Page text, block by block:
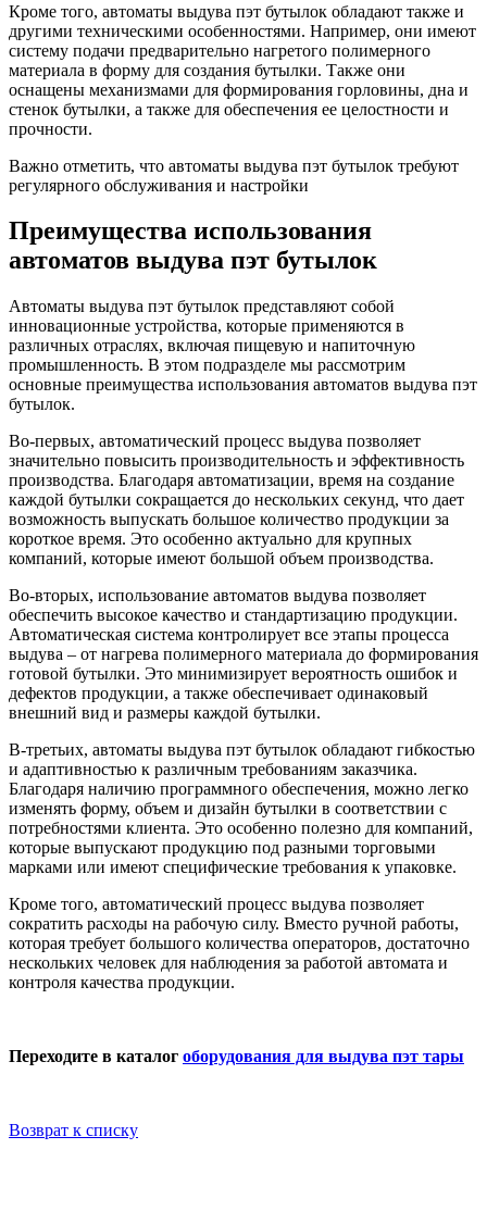
Кроме того, автоматы выдува пэт бутылок обладают также и
другими техническими особенностями. Например, они имеют
систему подачи предварительно нагретого полимерного
материала в форму для создания бутылки. Также они
оснащены механизмами для формирования горловины, дна и
стенок бутылки, а также для обеспечения ее целостности и
прочности.
Важно отметить, что автоматы выдува пэт бутылок требуют
регулярного обслуживания и настройки
Преимущества использования
автоматов выдува пэт бутылок
Автоматы выдува пэт бутылок представляют собой
инновационные устройства, которые применяются в
различных отраслях, включая пищевую и напиточную
промышленность. В этом подразделе мы рассмотрим
основные преимущества использования автоматов выдува пэт
бутылок.
Во-первых, автоматический процесс выдува позволяет
значительно повысить производительность и эффективность
производства. Благодаря автоматизации, время на создание
каждой бутылки сокращается до нескольких секунд, что дает
возможность выпускать большое количество продукции за
короткое время. Это особенно актуально для крупных
компаний, которые имеют большой объем производства.
Во-вторых, использование автоматов выдува позволяет
обеспечить высокое качество и стандартизацию продукции.
Автоматическая система контролирует все этапы процесса
выдува – от нагрева полимерного материала до формирования
готовой бутылки. Это минимизирует вероятность ошибок и
дефектов продукции, а также обеспечивает одинаковый
внешний вид и размеры каждой бутылки.
В-третьих, автоматы выдува пэт бутылок обладают гибкостью
и адаптивностью к различным требованиям заказчика.
Благодаря наличию программного обеспечения, можно легко
изменять форму, объем и дизайн бутылки в соответствии с
потребностями клиента. Это особенно полезно для компаний,
которые выпускают продукцию под разными торговыми
марками или имеют специфические требования к упаковке.
Кроме того, автоматический процесс выдува позволяет
сократить расходы на рабочую силу. Вместо ручной работы,
которая требует большого количества операторов, достаточно
нескольких человек для наблюдения за работой автомата и
контроля качества продукции.
Переходите в каталог оборудования для выдува пэт тары
Возврат к списку